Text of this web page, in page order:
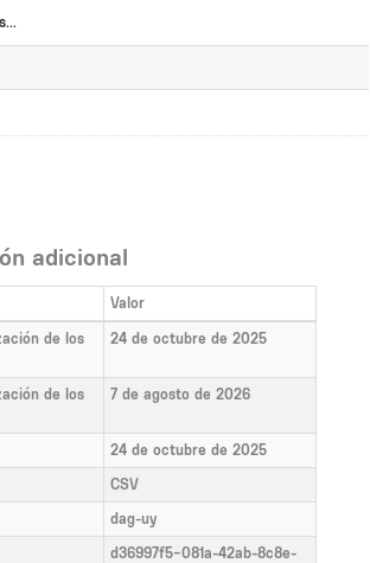
adicional
Valor
de los
24 de octubre de 2025
de los
7 de agosto de 2026
24 de octubre de 2025
CSV
dag-uy
d36997f5-081a-42ab-8c8e-